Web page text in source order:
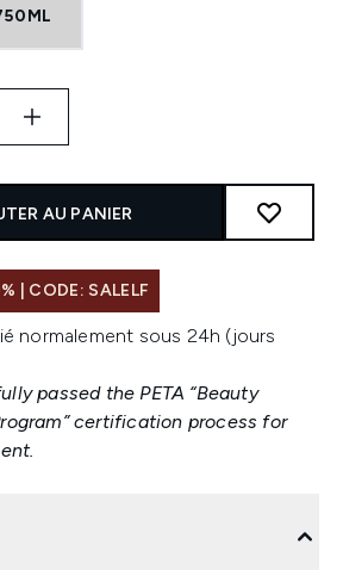
AU PANIER
| CODE: SALELF
normalement sous 24h (jours
passed the PETA “Beauty
certification process for